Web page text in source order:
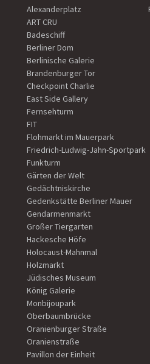
Alexanderplatz
ART CRU
Badeschiff
Berliner Dom
Berlinische Galerie
Brandenburger Tor
Checkpoint Charlie
East Side Gallery
Fernsehturm
FIT
Flohmarkt im Mauerpark
Friedrich-Ludwig-Jahn-Sportpark
Funkturm
Gärten der Welt
Gedächtniskirche
Gedenkstätte Berliner Mauer
Gendarmenmarkt
Großer Tiergarten
Hackesche Höfe
Holocaust-Mahnmal
Holzmarkt
Jüdisches Museum
König Galerie
Monbijoupark
Oberbaumbrücke
Oranienburger Straße
Oranienstraße
Pavillon der Einheit